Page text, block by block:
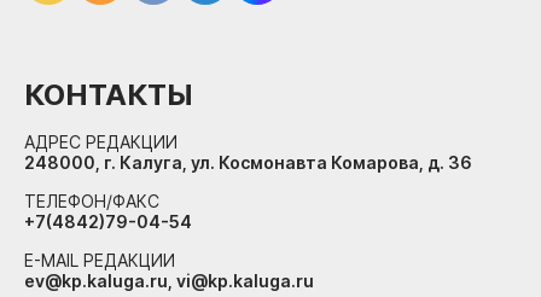
КОНТАКТЫ
АДРЕС РЕДАКЦИИ
248000, г. Калуга, ул. Космонавта Комарова, д. 36
ТЕЛЕФОН/ФАКС
+7(4842)79-04-54
E-MAIL РЕДАКЦИИ
ev@kp.kaluga.ru, vi@kp.kaluga.ru